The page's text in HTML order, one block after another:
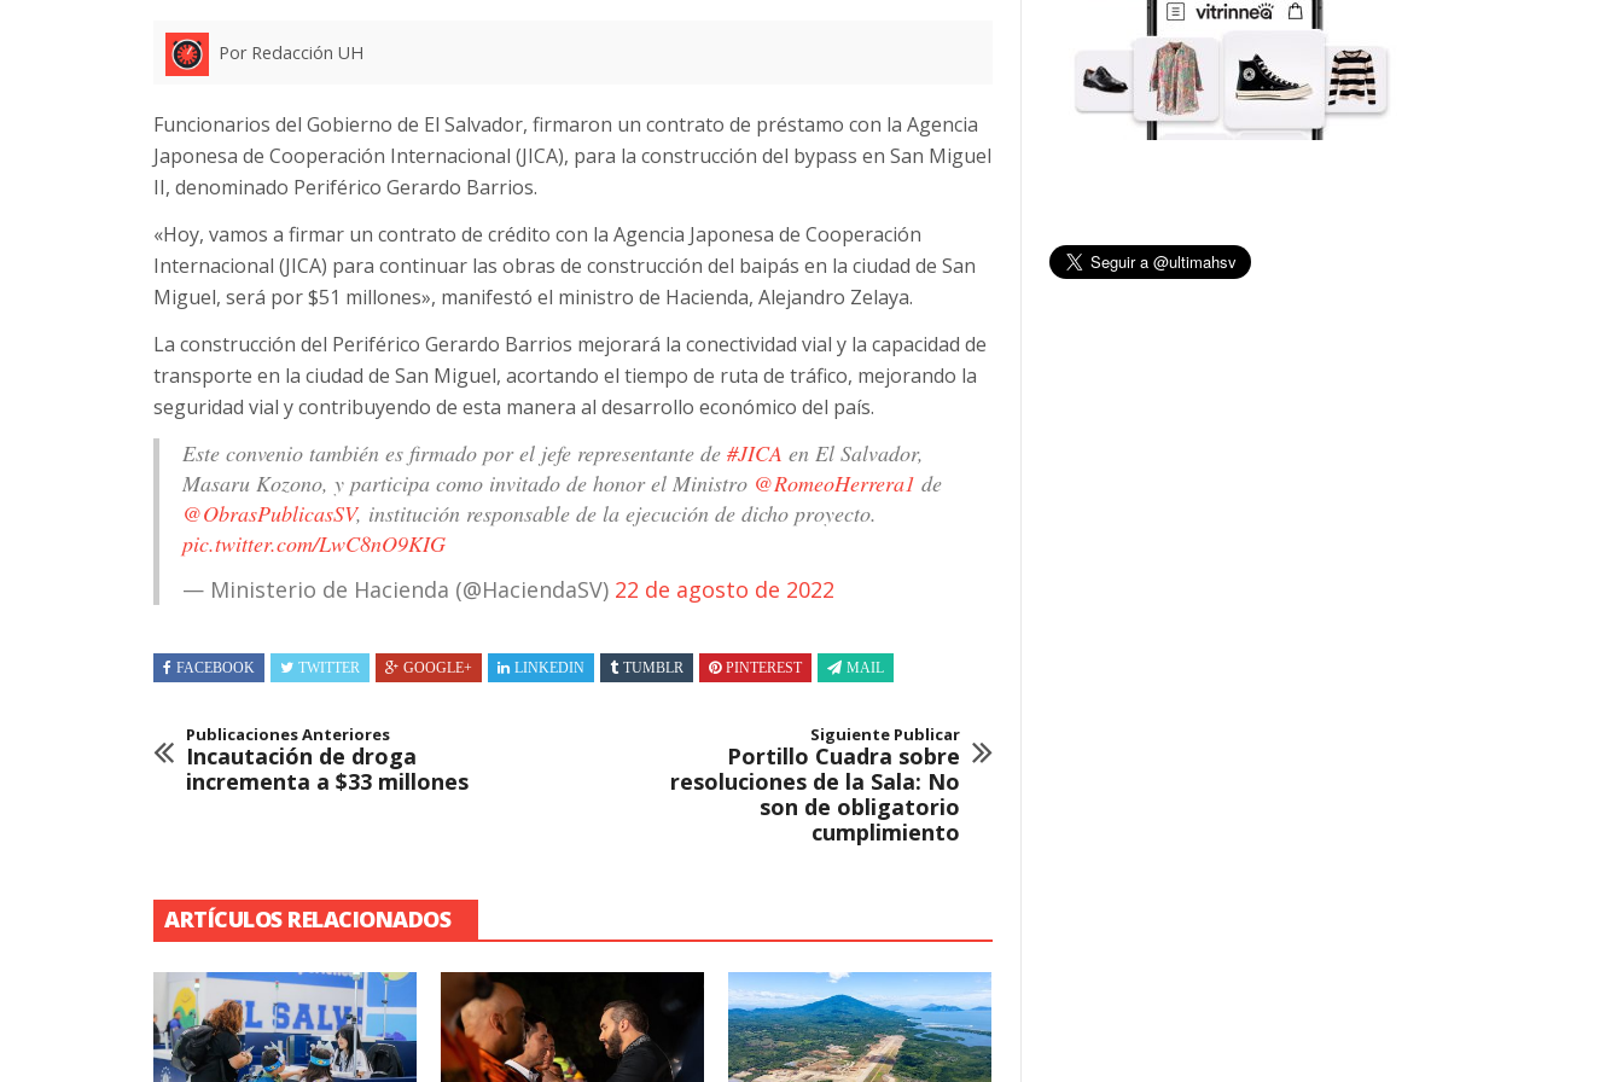
Por Redacción UH
Funcionarios del Gobierno de El Salvador, firmaron un contrato de préstamo con la Agencia
Japonesa de Cooperación Internacional (JICA), para la construcción del bypass en San Miguel
II, denominado Periférico Gerardo Barrios.
«Hoy, vamos a firmar un contrato de crédito con la Agencia Japonesa de Cooperación
Internacional (JICA) para continuar las obras de construcción del baipás en la ciudad de San
Miguel, será por $51 millones», manifestó el ministro de Hacienda, Alejandro Zelaya.
La construcción del Periférico Gerardo Barrios mejorará la conectividad vial y la capacidad de
transporte en la ciudad de San Miguel, acortando el tiempo de ruta de tráfico, mejorando la
seguridad vial y contribuyendo de esta manera al desarrollo económico del país.
Este convenio también es firmado por el jefe representante de #JICA en El Salvador,
Masaru Kozono, y participa como invitado de honor el Ministro @RomeoHerrera1 de
@ObrasPublicasSV, institución responsable de la ejecución de dicho proyecto.
pic.twitter.com/LwC8nO9KIG
— Ministerio de Hacienda (@HaciendaSV) 22 de agosto de 2022
FACEBOOK TWITTER GOOGLE+ LINKEDIN TUMBLR PINTEREST MAIL
Publicaciones Anteriores
Incautación de droga
incrementa a $33 millones
Siguiente Publicar
Portillo Cuadra sobre
resoluciones de la Sala: No
son de obligatorio
cumplimiento
ARTÍCULOS RELACIONADOS